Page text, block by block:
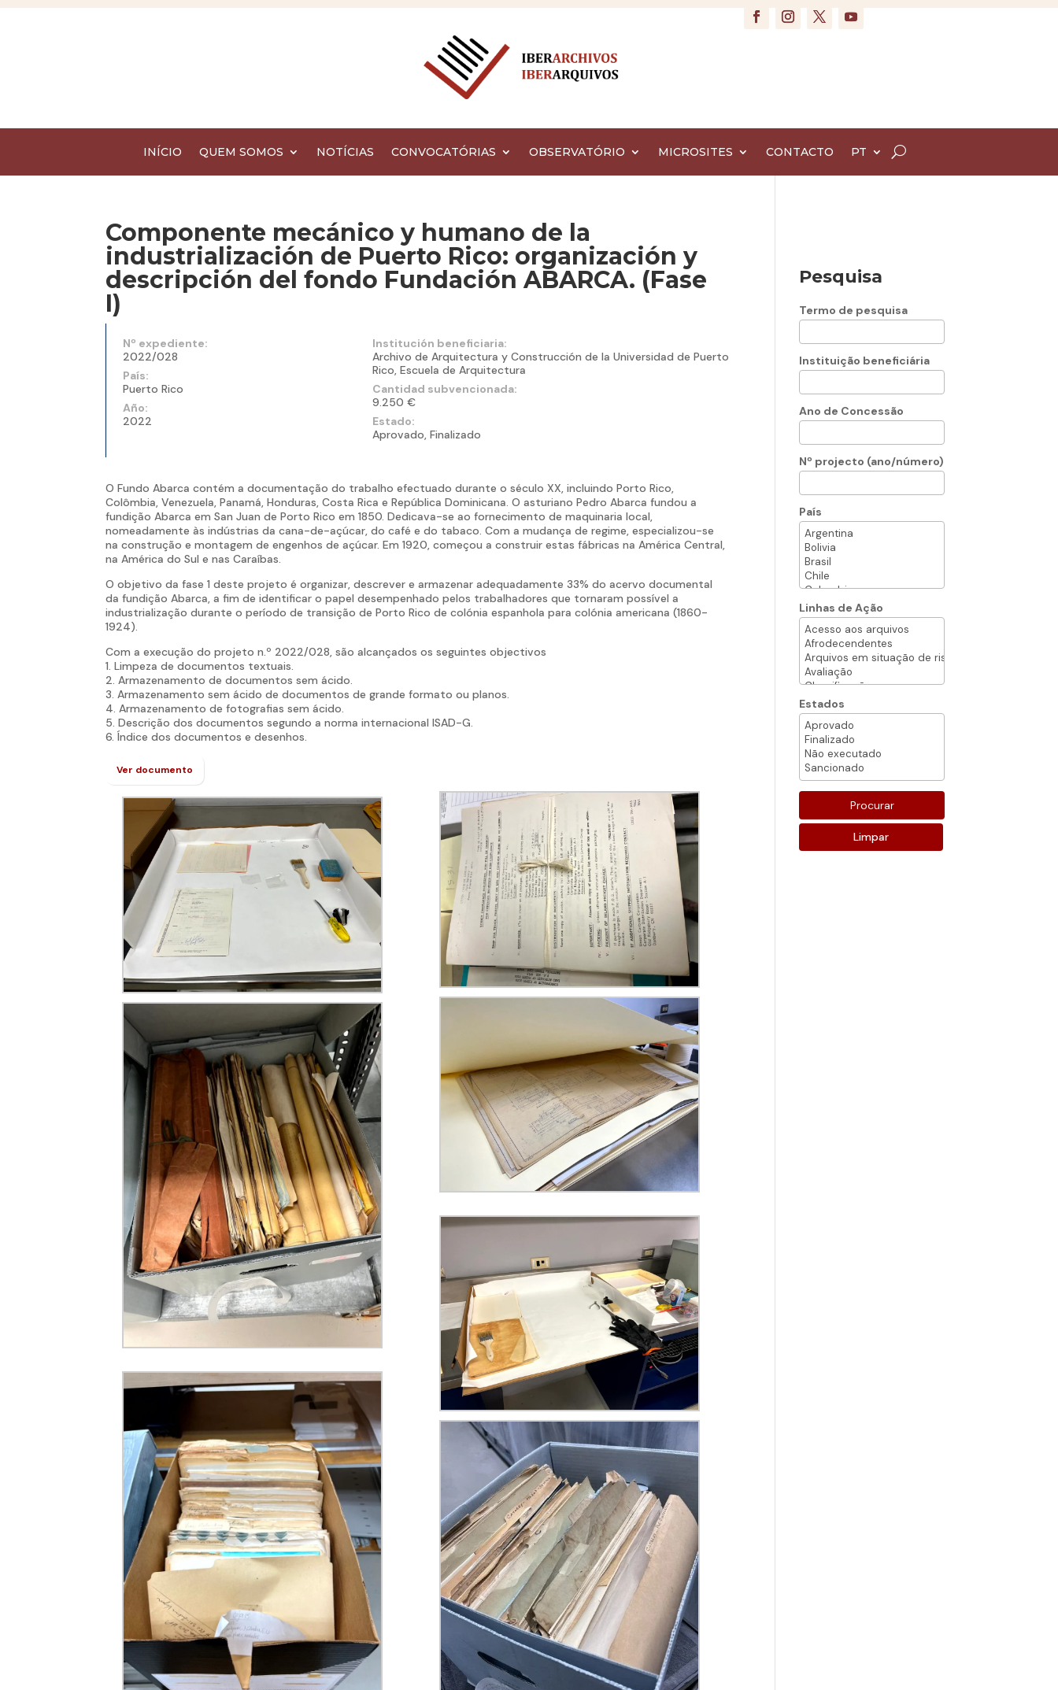
INÍCIO QUEM SOMOS NOTÍCIAS CONVOCATÓRIAS OBSERVATÓRIO MICROSITES CONTACTO PT
Componente mecánico y humano de la
industrialización de Puerto Rico: organización y
descripción del fondo Fundación ABARCA. (Fase
I)
Nº expediente:
2022/028
País:
Puerto Rico
Año:
2022
Institución beneficiaria:
Archivo de Arquitectura y Construcción de la Universidad de Puerto
Rico, Escuela de Arquitectura
Cantidad subvencionada:
9.250 €
Estado:
Aprovado, Finalizado
O Fundo Abarca contém a documentação do trabalho efectuado durante o século XX, incluindo Porto Rico,
Colômbia, Venezuela, Panamá, Honduras, Costa Rica e República Dominicana. O asturiano Pedro Abarca fundou a
fundição Abarca em San Juan de Porto Rico em 1850. Dedicava-se ao fornecimento de maquinaria local,
nomeadamente às indústrias da cana-de-açúcar, do café e do tabaco. Com a mudança de regime, especializou-se
na construção e montagem de engenhos de açúcar. Em 1920, começou a construir estas fábricas na América Central,
na América do Sul e nas Caraíbas.
O objetivo da fase 1 deste projeto é organizar, descrever e armazenar adequadamente 33% do acervo documental
da fundição Abarca, a fim de identificar o papel desempenhado pelos trabalhadores que tornaram possível a
industrialização durante o período de transição de Porto Rico de colónia espanhola para colónia americana (1860-
1924).
Com a execução do projeto n.º 2022/028, são alcançados os seguintes objectivos
1. Limpeza de documentos textuais.
2. Armazenamento de documentos sem ácido.
3. Armazenamento sem ácido de documentos de grande formato ou planos.
4. Armazenamento de fotografias sem ácido.
5. Descrição dos documentos segundo a norma internacional ISAD-G.
6. Índice dos documentos e desenhos.
Ver documento
Pesquisa
Termo de pesquisa
Instituição beneficiária
Ano de Concessão
Nº projecto (ano/número)
País
Linhas de Ação
Estados
Limpar